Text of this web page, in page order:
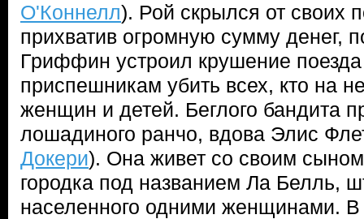
О'Коннелл). Рой скрылся от своих
прихватив огромную сумму денег,
Гриффин устроил крушение
приспешникам убить всех, кто на
женщин и детей. Беглого бандита
лошадиного ранчо, вдова Элис
Докери). Она живет со своим
городка под названием Ла Белль,
населенного одними женщинами. В